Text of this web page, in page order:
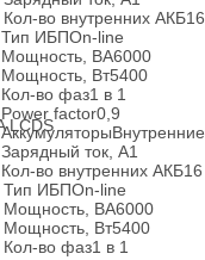
Кол-во внутренних АКБ16
Тип ИБПOn-line
Мощность, ВА6000
Мощность, Вт5400
Кол-во фаз1 в 1
Power factor0,9
АккумуляторыВнутренние
Зарядный ток, А1
Кол-во внутренних АКБ16
Тип ИБПOn-line
Мощность, ВА6000
Мощность, Вт5400
Кол-во фаз1 в 1